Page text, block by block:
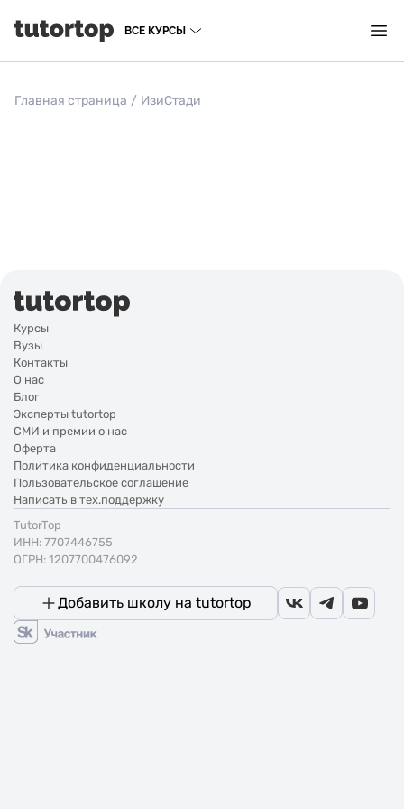
ВСЕ КУРСЫ
Главная страница / ИзиСтади
Курсы
Вузы
Контакты
О нас
Блог
Эксперты tutortop
СМИ и премии о нас
Оферта
Политика конфиденциальности
Пользовательское соглашение
Написать в тех.поддержку
TutorTop
ИНН: 7707446755
ОГРН: 1207700476092
Добавить школу на tutortop